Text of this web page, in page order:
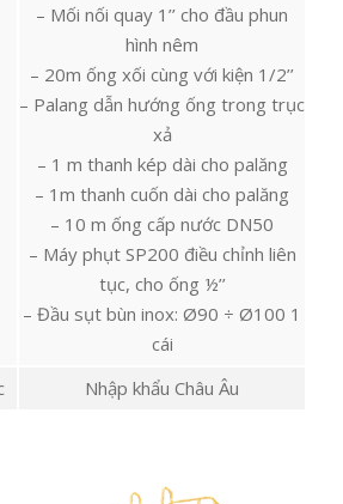
– Mối nối quay 1’’ cho đầu phun
hình nêm
– 20m ống xối cùng với kiện 1/2’’
– Palang dẫn hướng ống trong trục
xả
– 1 m thanh kép dài cho palăng
– 1m thanh cuốn dài cho palăng
– 10 m ống cấp nước DN50
– Máy phụt SP200 điều chỉnh liên
tục, cho ống ½’’
– Đầu sụt bùn inox: Ø90 ÷ Ø100 1
cái
Nhập khẩu Châu Âu